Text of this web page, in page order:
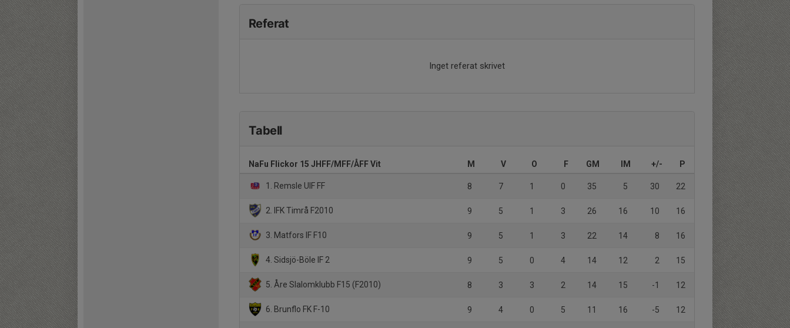
Referat
Inget referat skrivet
Tabell
NaFu Flickor 15 JHFF/MFF/ÅFF Vit M V O F GM IM +/- P
1. Remsle UIF FF 8 7 1 0 35 5 30 22
2. IFK Timrå F2010 9 5 1 3 26 16 10 16
3. Matfors IF F10 9 5 1 3 22 14 8 16
4. Sidsjö-Böle IF 2 9 5 0 4 14 12 2 15
5. Åre Slalomklubb F15 (F2010) 8 3 3 2 14 15 -1 12
6. Brunflo FK F-10 9 4 0 5 11 16 -5 12